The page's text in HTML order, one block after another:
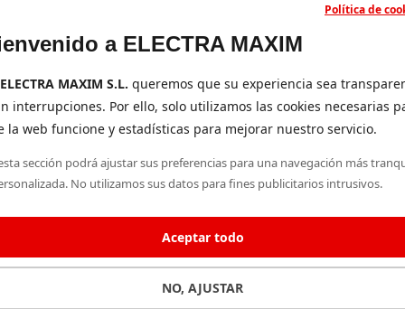
Política de
a ELECTRA MAXIM
ELECTRA MAXIM S.L. queremos que su experiencia sea
interrupciones. Por ello, solo utilizamos las cookies necesarias
la web funcione y estadísticas para mejorar nuestro servicio.
sección podrá ajustar sus preferencias para una navegación más
No utilizamos sus datos para fines publicitarios intrusivos.
Aceptar todo
NO, AJUSTAR